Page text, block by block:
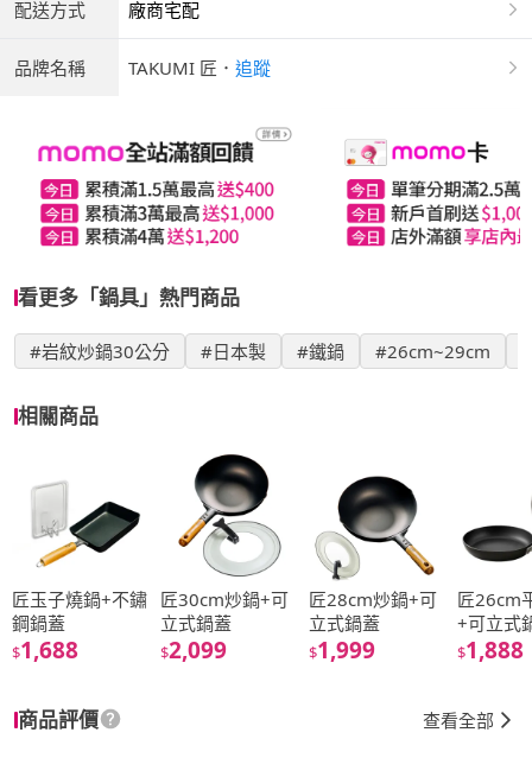
配送方式 廠商宅配
品牌名稱 TAKUMI 匠 ． 追蹤
看更多「鍋具」熱門商品
#岩紋炒鍋30公分 #日本製 #鐵鍋 #26cm~29cm
相關商品
匠玉子燒鍋+不鏽
鋼鍋蓋
$1,688
匠30cm炒鍋+可
立式鍋蓋
$2,099
匠28cm炒鍋+可
立式鍋蓋
$1,999
匠26cm
+可立式
$1,888
商品評價 查看全部